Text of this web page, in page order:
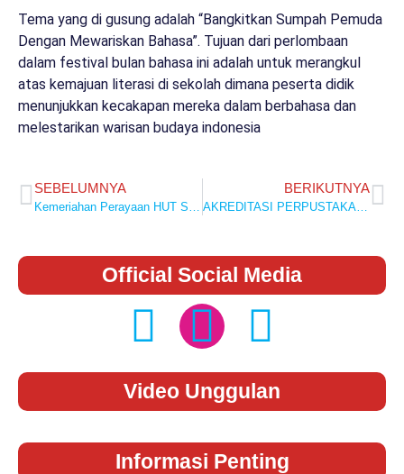
Tema yang di gusung adalah “Bangkitkan Sumpah Pemuda
Dengan Mewariskan Bahasa”. Tujuan dari perlombaan
dalam festival bulan bahasa ini adalah untuk merangkul
atas kemajuan literasi di sekolah dimana peserta didik
menunjukkan kecakapan mereka dalam berbahasa dan
melestarikan warisan budaya indonesia
SEBELUMNYA BERIKUTNYA
AKREDITASI PERPUSTAKAAN AH NASUTION SMAN 1 TEMBILAHAN HULU BERLANGSUNG DENGAN SUKSES
Official Social Media
Video Unggulan
Informasi Penting